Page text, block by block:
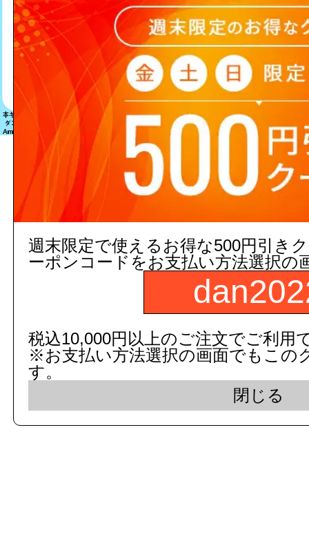
該当する商品は見つかりません
c 2015 dandorie.com All
表示モード： モバ
週末限定で使えるお得な500円引き
ーポンコードをお支払い方法選択の
税込10,000円以上のご注文でご利用
※お支払い方法選択の画面でもこの
す。
閉じる